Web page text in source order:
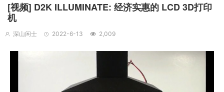
[视频] D2K ILLUMINATE: 经济实惠的 LCD 3D打印
机
深山闲士 2022-6-13 2,009